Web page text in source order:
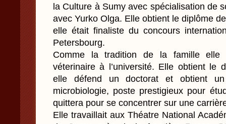
la Culture à Sumy avec spécialisation de
avec Yurko Olga. Elle obtient le diplôme
elle était finaliste du concours
Petersbourg.
Comme la tradition de la famille
véterinaire à l’université. Elle obtient le
elle défend un doctorat et obtient
microbiologie, poste prestigieux pour
quittera pour se concentrer sur une
Elle travaillait aux Théatre National